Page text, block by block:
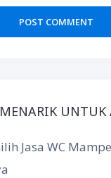
UNTUK
Jasa WC